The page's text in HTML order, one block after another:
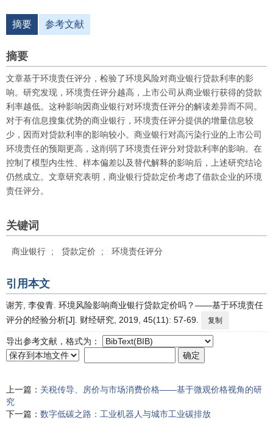
摘要 参考文献
摘要
文章基于环境责任评分，检验了环境风险对商业银行贷款利率的影
响。研究发现，环境责任评分越高，上市公司从商业银行获得的贷款
利率越低。这种影响因商业银行对环境责任评分的解读差异而不同。
对于有信息搜集优势的商业银行，环境责任评分提供的增量信息较
少，因而对贷款利率的影响较小。商业银行对高污染行业的上市公司
环境责任的预期更高，这削弱了环境责任评分对贷款利率的影响。在
控制了模型内生性、样本偏差以及替代解释的影响后，上述研究结论
仍然成立。文章研究表明，商业银行贷款定价考虑了借款企业的环境
责任评分。
关键词
商业银行 ; 贷款定价 ; 环境责任评分
引用本文
谢芳, 李俊青. 环境风险影响商业银行贷款定价吗？——基于环境责任
评分的经验分析[J]. 财经研究, 2019, 45(11): 57-69.
复制
导出参考文献，格式为：
上一篇： 关税传导、房价与市场消费价格——基于微观价格视角的研
究
下一篇： 数字低碳之路：工业机器人与城市工业碳排放